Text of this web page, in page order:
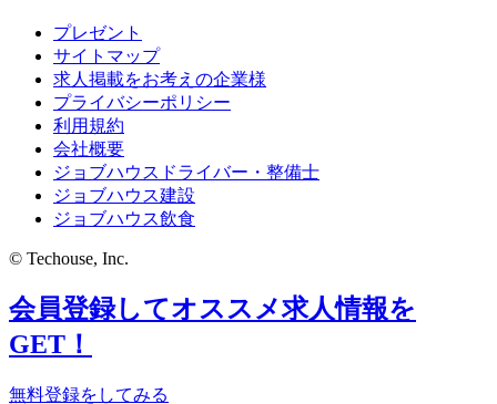
プレゼント
サイトマップ
求人掲載をお考えの企業様
プライバシーポリシー
利用規約
会社概要
ジョブハウスドライバー・整備士
ジョブハウス建設
ジョブハウス飲食
© Techouse, Inc.
会員登録してオススメ求人情報を
GET！
無料登録をしてみる